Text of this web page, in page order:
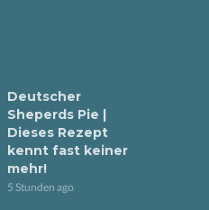
Deutscher
Sheperds Pie |
Dieses Rezept
kennt fast keiner
mehr!
5 Stunden ago